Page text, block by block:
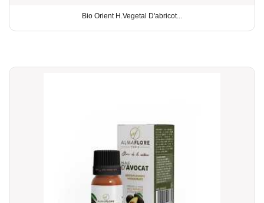
Bio Orient H.Vegetal D'abricot...